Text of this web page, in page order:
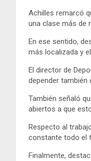
Achilles remarcó
una clase más de
En ese sentido,
más localizada y
El director de
depender también
También señaló
abiertos a que
Respecto al
constante todo el
Finalmente,